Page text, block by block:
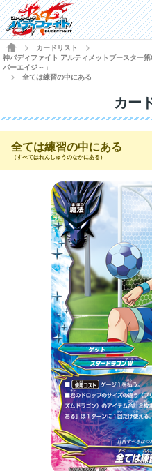
HOME
カードリスト
神バディファイト アルティメットブースター
バーエイジ～」
全ては練習の中にある
カー
全ては練習の中にある
（すべてはれんしゅうのなかにある）